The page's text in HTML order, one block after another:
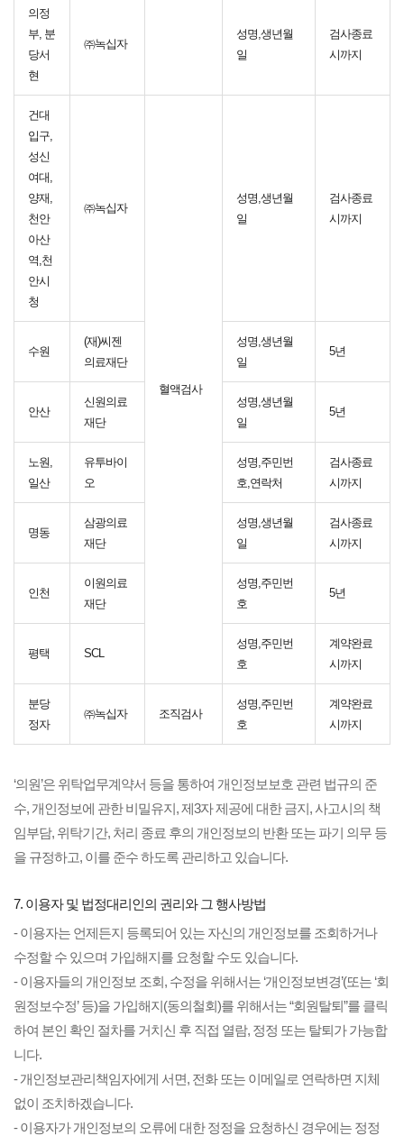
의정
부, 분
당서
현
㈜녹십자
성명,생년월
일
검사종료
시까지
건대
입구,
성신
여대,
양재,
천안
아산
역,천
안시
청
㈜녹십자
혈액검사
성명,생년월
일
검사종료
시까지
수원
(재)씨젠
의료재단
성명,생년월
일
5년
안산
신원의료
재단
성명,생년월
일
5년
노원,
일산
유투바이
오
성명,주민번
호,연락처
검사종료
시까지
명동
삼광의료
재단
성명,생년월
일
검사종료
시까지
인천
이원의료
재단
성명,주민번
호
5년
평택 SCL
성명,주민번
호
계약완료
시까지
분당
정자
㈜녹십자 조직검사
성명,주민번
호
계약완료
시까지
‘의원’은 위탁업무계약서 등을 통하여 개인정보보호 관련 법규의 준
수, 개인정보에 관한 비밀유지, 제3자 제공에 대한 금지, 사고시의 책
임부담, 위탁기간, 처리 종료 후의 개인정보의 반환 또는 파기 의무 등
을 규정하고, 이를 준수 하도록 관리하고 있습니다.
7. 이용자 및 법정대리인의 권리와 그 행사방법
- 이용자는 언제든지 등록되어 있는 자신의 개인정보를 조회하거나
수정할 수 있으며 가입해지를 요청할 수도 있습니다.
- 이용자들의 개인정보 조회, 수정을 위해서는 ‘개인정보변경’(또는 ‘회
원정보수정’ 등)을 가입해지(동의철회)를 위해서는 “회원탈퇴”를 클릭
하여 본인 확인 절차를 거치신 후 직접 열람, 정정 또는 탈퇴가 가능합
니다.
- 개인정보관리책임자에게 서면, 전화 또는 이메일로 연락하면 지체
없이 조치하겠습니다.
- 이용자가 개인정보의 오류에 대한 정정을 요청하신 경우에는 정정